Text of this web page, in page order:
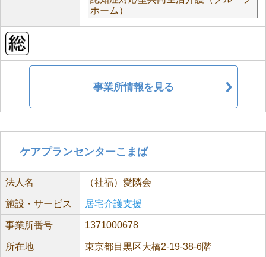
ホーム）
事業所情報を見る
ケアプランセンターこまば
法人名 （社福）愛隣会
施設・サービス 居宅介護支援
事業所番号 1371000678
所在地 東京都目黒区大橋2-19-38-6階